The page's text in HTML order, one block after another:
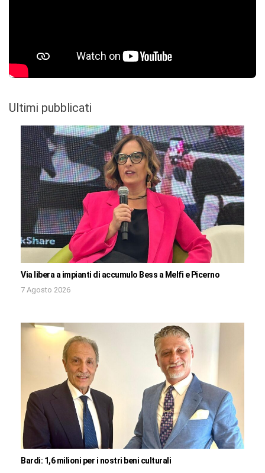
Ultimi pubblicati
Via libera a impianti di accumulo Bess a Melfi e Picerno
7 Agosto 2026
Bardi: 1,6 milioni per i nostri beni culturali